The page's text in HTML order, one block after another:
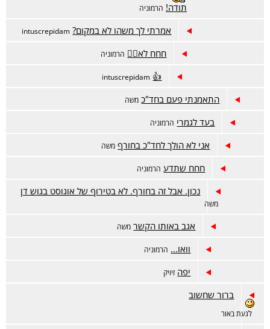
תודה! הרמוניה
אמרתי לך משהו לא במקום? intuscrepidam
חחח לא🤦‍♀️ הרמוניה
👍
intuscrepidam
התאמנתי פעם בחד"כ משה
בעד לגמרי הרמוניה
אני לא הולך לחד"כ בחורף משה
חחח שתדע הרמוניה
נכון. אבל זה בחורף. לא בטירוף של אוגוסט בגוש דן
משה
אגב באותו הקשר משה
וואו... הרמוניה
יפה זיויק
ברור שחשוב
לגעת באור